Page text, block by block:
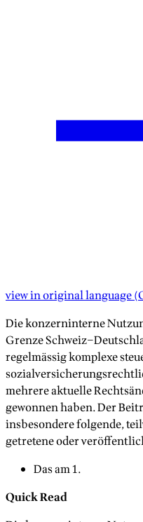
view in original language(
Die konzerninterne
Grenze
regelmässig komplexe
mehrere aktuelle
gewonnen haben. Der
insbesondere folgende,
getretene oder
Das am 1.
Quick Read